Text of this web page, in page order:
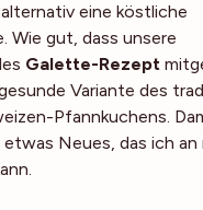
eine köstliche
Wie gut, dass unsere
Galette-Rezept
Variante des
Pfannkuchens.
etwas Neues, das ich an